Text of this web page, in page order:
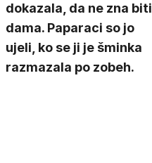
dokazala, da ne zna biti
dama. Paparaci so jo
ujeli, ko se ji je šminka
razmazala po zobeh.